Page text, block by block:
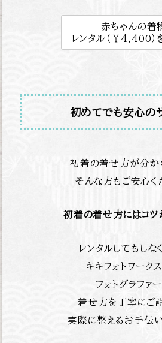
赤ちゃんの着
レンタル（￥4,400）
初めてでも安心の
初着の着せ方が分か
そんな方もご安心く
初着の着せ方にはコツ
レンタルしてもしな
キキフォトワーク
フォトグラファ
着せ方を丁寧にご説
実際に整えるお手伝